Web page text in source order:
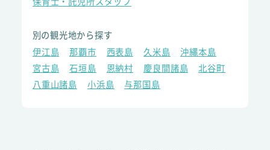
別の観光地から探す
伊江島
那覇市 西表島 久米島
沖縄本島
宮古島
石垣島 恩納村 慶良間諸島
北谷町
八重山諸島
小浜島 与那国島